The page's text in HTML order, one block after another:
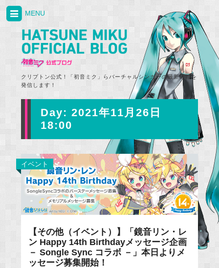
クリプトン公式！「初音ミク」らバーチャルシンガーの最新情報を
発信します！
MENU
Day: 2021年11月26日
18:00
イベント
【その他（イベント）】「鏡音リン・レ
ン Happy 14th Birthdayメッセージ企画
－ Songle Sync コラボ －」本日よりメ
ッセージ募集開始！